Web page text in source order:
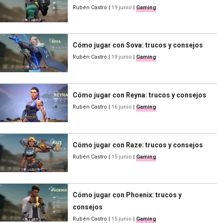
Rubén Castro | 19 junio | Gaming
Cómo jugar con Sova: trucos y consejos
Rubén Castro 19 junio Gaming
Cómo jugar con Reyna: trucos y consejos
Rubén Castro | 16 junio | Gaming
Cómo jugar con Raze: trucos y consejos
Rubén Castro | 15 junio | Gaming
Cómo jugar con Phoenix: trucos y
consejos
Rubén Castro | 15 junio | Gaming